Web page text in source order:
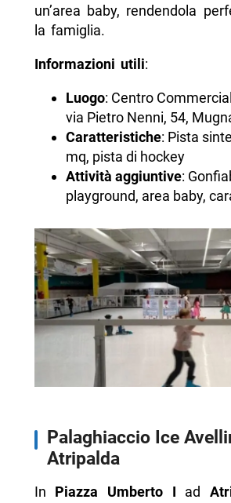
un’area baby, rendendola
la famiglia.
Informazioni utili:
Luogo: Centro
via Pietro Nenni, 54,
Caratteristiche: Pista
mq, pista di hockey
Attività aggiuntive:
playground, area baby,
Palaghiaccio Ice
Atripalda
In Piazza Umberto I ad